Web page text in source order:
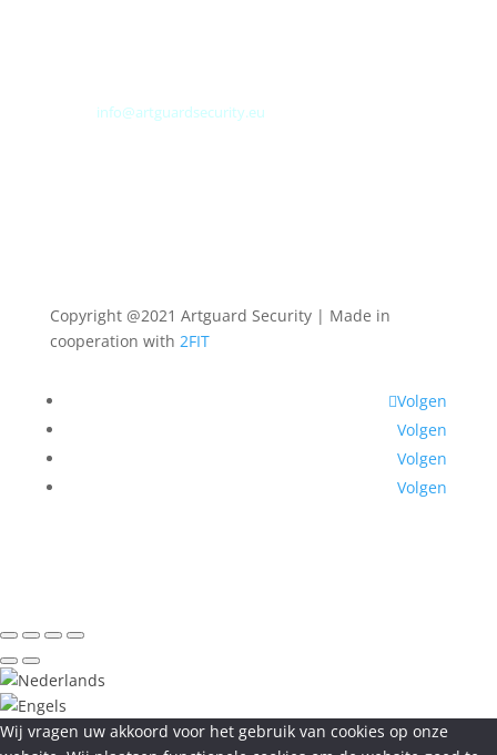
info@artguardsecurity.eu
Copyright @2021 Artguard Security | Made in
cooperation with 2FIT
Volgen
Volgen
Volgen
Volgen
Wij vragen uw akkoord voor het gebruik van cookies op onze